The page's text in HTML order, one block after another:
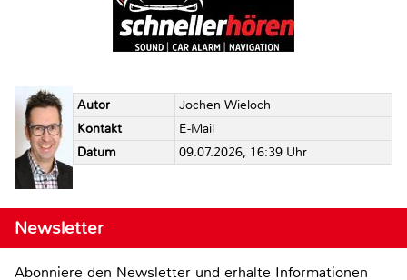
Autor
Jochen Wieloch
Kontakt
E-Mail
Datum
09.07.2026, 16:39 Uhr
Newsletter
Abonniere den Newsletter und erhalte Informationen